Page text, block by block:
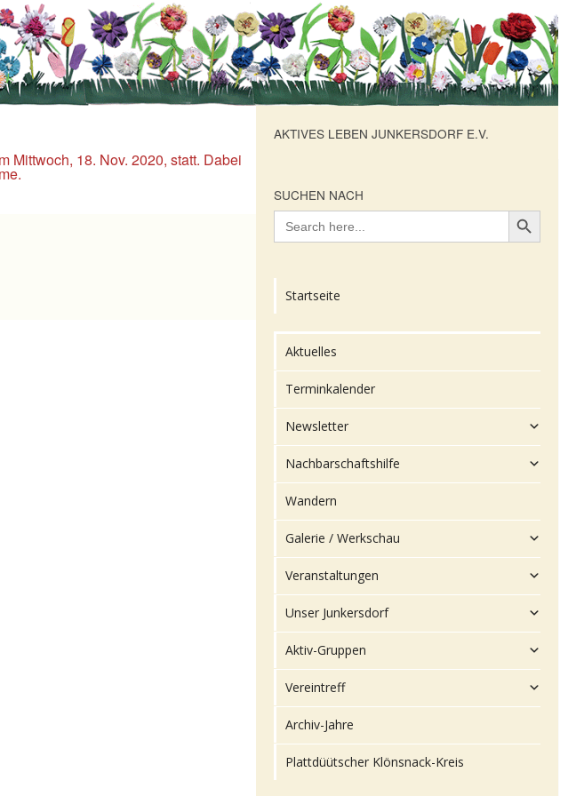
Mittwoch, 18. Nov. 2020, statt. Dabei
AKTIVES LEBEN JUNKERSDORF E.V.
SUCHEN NACH
Search
for:
Search Button
Startseite
Aktuelles
Terminkalender
Newsletter
Nachbarschaftshilfe
Wandern
Galerie / Werkschau
Veranstaltungen
Unser Junkersdorf
Aktiv-Gruppen
Vereintreff
Archiv-Jahre
Plattdüütscher Klönsnack-Kreis